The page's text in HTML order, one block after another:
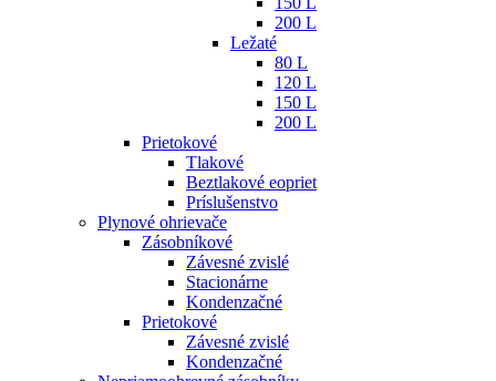
200 L
Ležaté
80 L
120 L
150 L
200 L
Prietokové
Tlakové
Beztlakové eopriet
Príslušenstvo
Plynové ohrievače
Zásobníkové
Závesné zvislé
Stacionárne
Kondenzačné
Prietokové
Závesné zvislé
Kondenzačné